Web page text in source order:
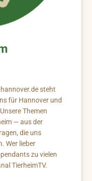
steht
für Hannover und
Themen
— aus der
die uns
Wer lieber
zu vielen
TierheimTV.